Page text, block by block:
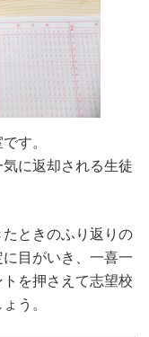
す。
に返却される生徒
ときのふり返りの
目がいき、一喜一
を押さえて志望校
う。